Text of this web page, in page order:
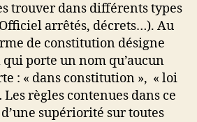
trouver dans différents types
arrêtés, décrets…). Au
de constitution désigne
porte un nom qu’aucun
: « dans constitution », « loi
règles contenues dans ce
supériorité sur toutes